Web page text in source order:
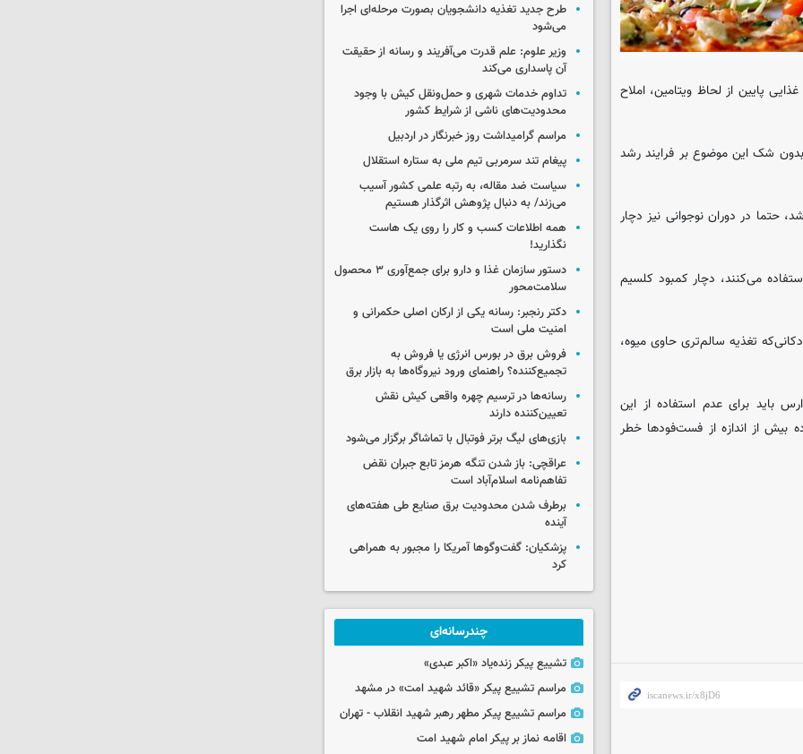
پایین از لحاظ ویتامین، املاح
بدون شک این موضوع بر فرایند رشد
حتما در دوران نوجوانی نیز دچار
می‌کنند، دچار کمبود کلسیم
تغذیه سالم‌تری حاوی میوه،
باید برای عدم استفاده از این
بیش از اندازه از فست‌فودها خطر
طرح جدید تغذیه دانشجویان بصورت مرحله‌ای اجرا
می‌شود
وزیر علوم: علم قدرت می‌آفریند و رسانه از حقیقت
آن پاسداری می‌کند
تداوم خدمات شهری و حمل‌ونقل کیش با وجود
محدودیت‌های ناشی از شرایط کشور
مراسم گرامیداشت روز خبرنگار در اردبیل
پیغام تند سرمربی تیم ملی به ستاره استقلال
سیاست ضد مقاله، به رتبه علمی کشور آسیب
می‌زند/ به دنبال پژوهش اثرگذار هستیم
همه اطلاعات کسب‌ و کار را روی یک هاست
نگذارید!
دستور سازمان غذا و دارو برای جمع‌آوری ۳ محصول
سلامت‌محور
دکتر رنجبر: رسانه یکی از ارکان اصلی حکمرانی و
امنیت ملی است
فروش برق در بورس انرژی یا فروش به
تجمیع‌کننده؟ راهنمای ورود نیروگاه‌ها به بازار برق
رسانه‌ها در ترسیم چهره واقعی کیش نقش
تعیین‌کننده دارند
بازی‌های لیگ برتر فوتبال با تماشاگر برگزار می‌شود
عراقچی: باز شدن تنگه هرمز تابع جبران نقض
تفاهم‌نامه اسلام‌آباد است
برطرف شدن محدودیت‌ برق صنایع طی هفته‌های
آینده
پزشکیان: گفت‌وگوها آمریکا را مجبور به همراهی
کرد
چندرسانه‌ای
تشییع پیکر زنده‌یاد «اکبر عبدی»
مراسم تشییع پیکر «قائد شهید امت» در مشهد
مراسم تشییع پیکر مطهر رهبر شهید انقلاب - تهران
اقامه نماز بر پیکر امام شهید امت